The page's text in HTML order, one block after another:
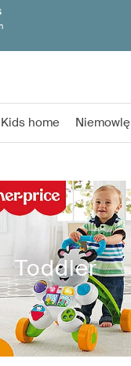
Kids home Niemowlę
Toddler